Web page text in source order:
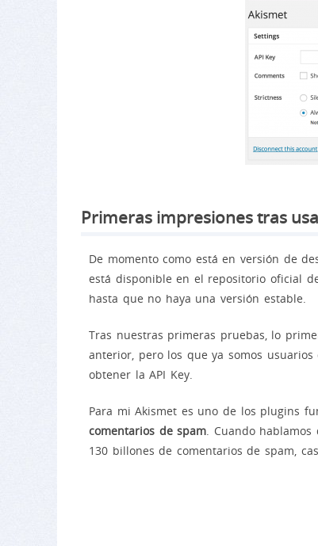
Primeras impresiones tras
De momento como está en versión de
está disponible en el repositorio oficial
hasta que no haya una versión estable.
Tras nuestras primeras pruebas, lo
anterior, pero los que ya somos
obtener la API Key.
Para mi Akismet es uno de los plugins
comentarios de spam. Cuando
130 billones de comentarios de spam,